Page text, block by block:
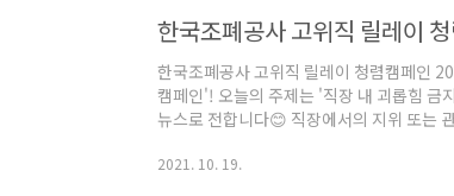
한국조폐공사 고위직 릴레이
한국조폐공사 고위직 릴레이 청렴캠페인
캠페인'! 오늘의 주제는 '직장 내 괴롭힘 금
뉴스로 전합니다😊 직장에서의 지위 또는
금지 조항은 2019년 7월 근로기준법 개정
2021. 10. 19.